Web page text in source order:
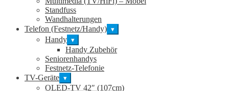
Standfuss
Wandhalterungen
Telefon (Festnetz/Handy) ▾
Handy ▾
Handy Zubehör
Seniorenhandys
Festnetz-Telefonie
TV-Geräte ▾
OLED-TV 42″ (107cm)